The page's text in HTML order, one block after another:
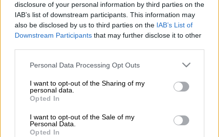
disclosure of your personal information by third parties on the
IAB’s list of downstream participants. This information may
also be disclosed by us to third parties on the IAB’s List of
Downstream Participants that may further disclose it to other
Please note that this website/app uses one or more Google
not limited to your visit or usage behaviour. You may click to
grant or deny consent to Google and its third-party tags to
use your data for below specified purposes in below Google
consent section.
Personal Data Processing Opt Outs
I want to opt-out of the Sharing of my
personal data.
Opted In
I want to opt-out of the Sale of my
Personal Data.
Opted In
Τρία άτομαεισέβαλαν στο σπίτι39χρονου
στηνΚρήτηκαι συγκεκριμένα σε χωριό του
δήμου Χερσονήσου καιτον ξυλοκόπησαν,
Η αστυνομία ειδοποιήθηκε στις 4:00 τα
ξημερώματα της Κυριακής από τους
γιατρούς του Τμήματος Επειγόντων
Περιστατικών του Πανεπιστημιακού
Νοσοκομείου, όπου είχε μεταφερθεί